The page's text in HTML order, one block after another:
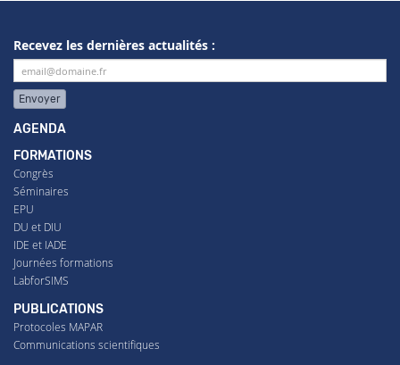
Recevez les dernières actualités :
Envoyer
AGENDA
FORMATIONS
Congrès
Séminaires
EPU
DU et DIU
IDE et IADE
Journées formations
LabforSIMS
PUBLICATIONS
Protocoles MAPAR
Communications scientifiques